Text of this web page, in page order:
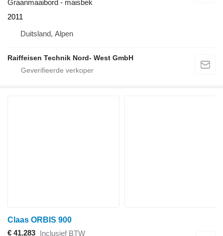
Graanmaaibord - maisbek
2011
Duitsland, Alpen
Raiffeisen Technik Nord- West GmbH
Claas ORBIS 900
€ 41.283 Inclusief BTW